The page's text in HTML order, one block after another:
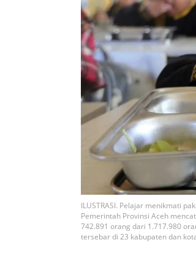
ILUSTRASI. Pelajar menikmati
Pemerintah Provinsi Aceh
742.891 orang dari 1.717.980
tersebar di 23 kabupaten dan